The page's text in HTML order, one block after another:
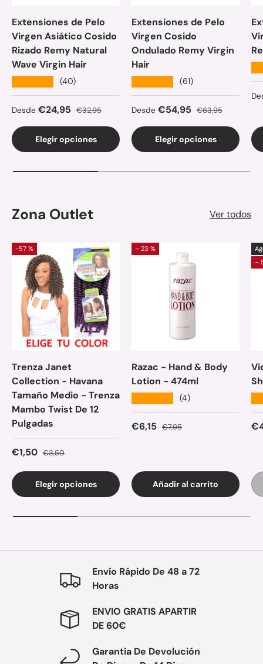
Extensiones de Pelo
Virgen Asiático Cosido
Rizado Remy Natural
Wave Virgin Hair
(40)
Precio de venta
Desde €24,95 Precio normal
€32,95
Elegir opciones
Extensiones de Pelo
Virgen Cosido
Ondulado Remy Virgin
Hair
(61)
Precio de venta
Desde €54,95 Precio normal
€63,95
Elegir opciones
Zona Outlet Ver todos
-57 %
Trenza Janet
Collection - Havana
Tamaño Medio - Trenza
Mambo Twist De 12
Pulgadas
Precio de venta
€1,50 Precio normal
€3,50
Elegir opciones
– 23 %
Razac - Hand & Body
Lotion - 474ml
(4)
Precio de venta
€6,15 Precio normal
€7,95
Añadir al carrito
–
Envío Rápido De 48 a 72
Horas
ENVIO GRATIS APARTIR
DE 60€
Garantia De Devolución